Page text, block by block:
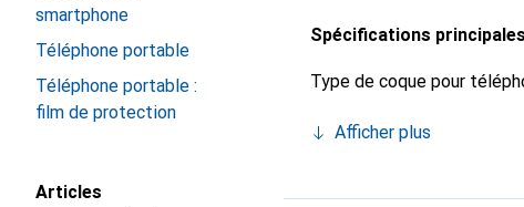
smartphone
Téléphone portable
Téléphone portable :
film de protection
Articles
Spécifications principales
Type de coque pour
Afficher plus